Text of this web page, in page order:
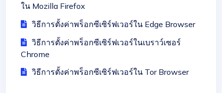
ใน Mozilla Firefox
วิธีการตั้งค่าพร็อกซีเซิร์ฟเวอร์ใน Edge Browser
วิธีการตั้งค่าพร็อกซีเซิร์ฟเวอร์ในเบราว์เซอร์
Chrome
วิธีการตั้งค่าพร็อกซีเซิร์ฟเวอร์ใน Tor Browser